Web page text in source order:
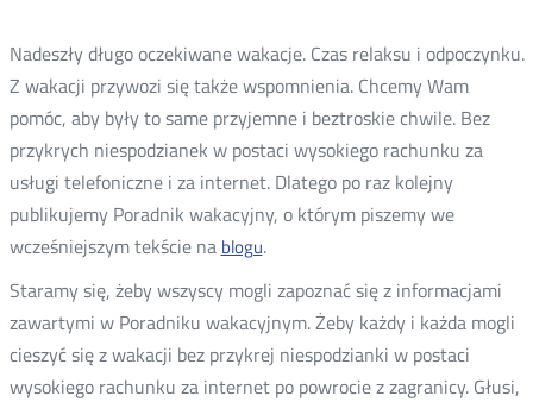
Nadeszły długo oczekiwane wakacje. Czas relaksu i odpoczynku.
Z wakacji przywozi się także wspomnienia. Chcemy Wam
pomóc, aby były to same przyjemne i beztroskie chwile. Bez
przykrych niespodzianek w postaci wysokiego rachunku za
usługi telefoniczne i za internet. Dlatego po raz kolejny
publikujemy Poradnik wakacyjny, o którym piszemy we
wcześniejszym tekście na blogu.
Staramy się, żeby wszyscy mogli zapoznać się z informacjami
zawartymi w Poradniku wakacyjnym. Żeby każdy i każda mogli
cieszyć się z wakacji bez przykrej niespodzianki w postaci
wysokiego rachunku za internet po powrocie z zagranicy. Głusi,